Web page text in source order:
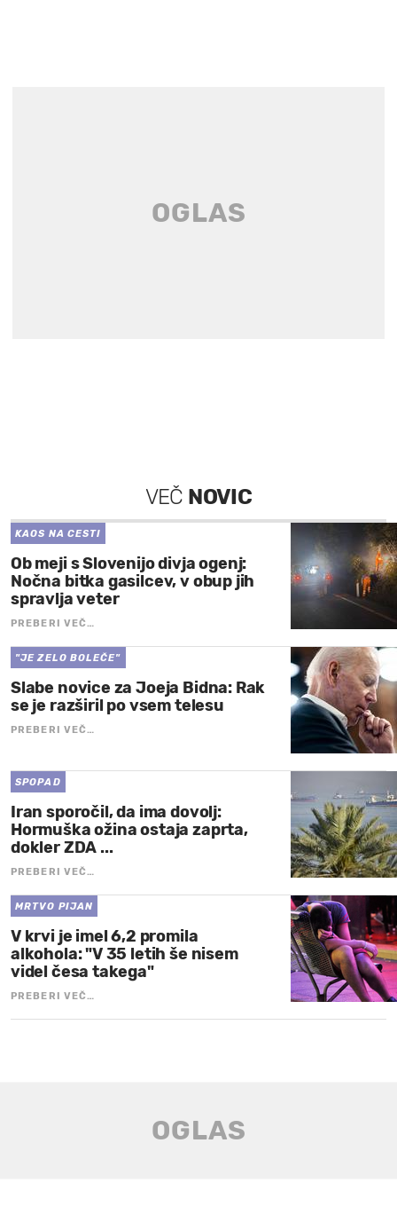
VEČ NOVIC
KAOS NA CESTI
Ob meji s Slovenijo divja ogenj:
Nočna bitka gasilcev, v obup jih
spravlja veter
PREBERI VEČ…
"JE ZELO BOLEČE"
Slabe novice za Joeja Bidna: Rak
se je razširil po vsem telesu
PREBERI VEČ…
SPOPAD
Iran sporočil, da ima dovolj:
Hormuška ožina ostaja zaprta,
dokler ZDA ...
PREBERI VEČ…
MRTVO PIJAN
V krvi je imel 6,2 promila
alkohola: "V 35 letih še nisem
videl česa takega"
PREBERI VEČ…